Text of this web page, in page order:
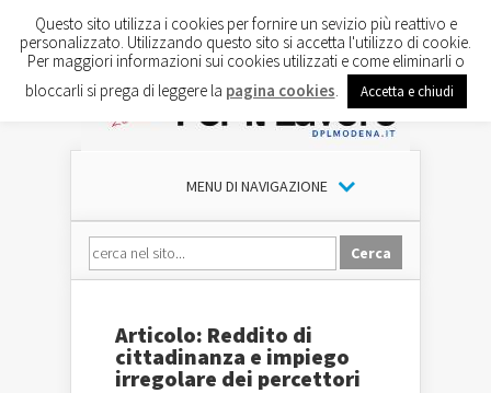
MENU DI NAVIGAZIONE
Articolo: Reddito di
cittadinanza e impiego
irregolare dei percettori
Questo sito utilizza i cookies per fornire un sevizio più reattivo e
personalizzato. Utilizzando questo sito si accetta l'utilizzo di cookie.
Per maggiori informazioni sui cookies utilizzati e come eliminarli o
bloccarli si prega di leggere la pagina cookies Accetta e chiudi